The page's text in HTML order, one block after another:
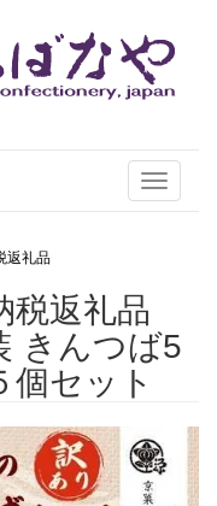
Toggle
返礼品
税返礼品
きんつば5
個セット